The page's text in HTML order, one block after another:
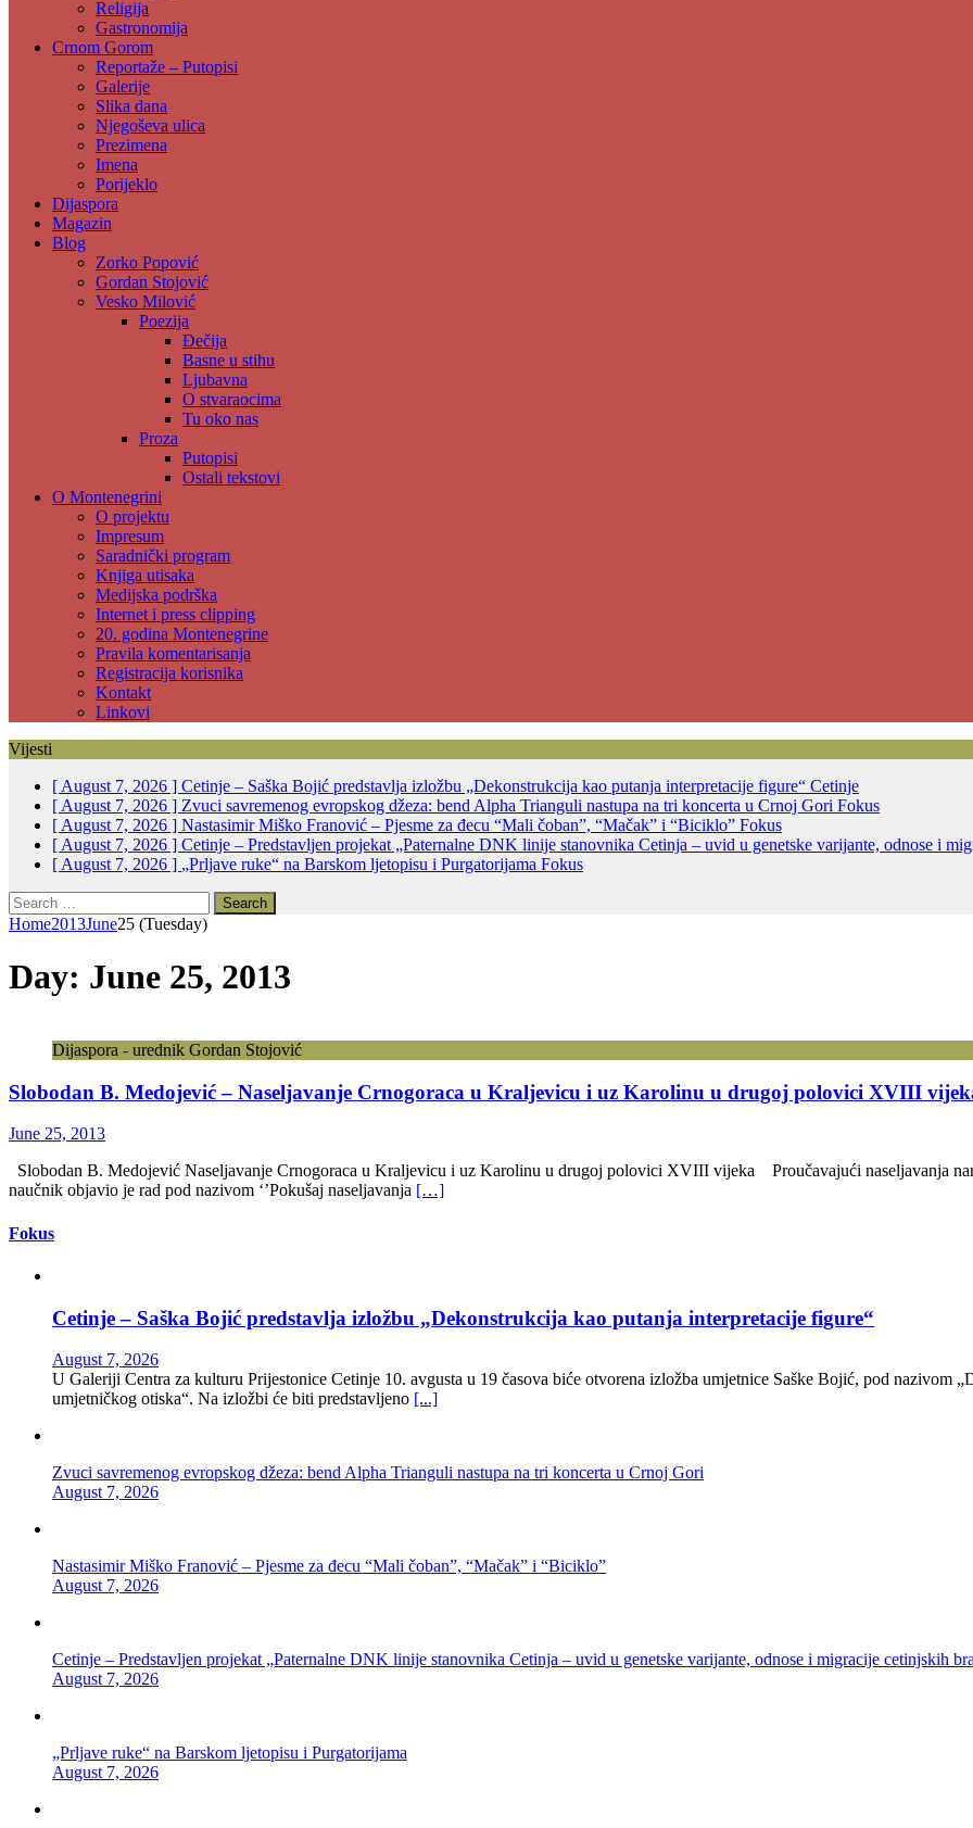
Religija
Gastronomija
Crnom Gorom
Reportaže – Putopisi
Galerije
Slika dana
Njegoševa ulica
Prezimena
Imena
Porijeklo
Dijaspora
Magazin
Blog
Zorko Popović
Gordan Stojović
Vesko Milović
Poezija
Đečija
Basne u stihu
Ljubavna
O stvaraocima
Tu oko nas
Proza
Putopisi
Ostali tekstovi
O Montenegrini
O projektu
Impresum
Saradnički program
Knjiga utisaka
Medijska podrška
Internet i press clipping
20. godina Montenegrine
Pravila komentarisanja
Registracija korisnika
Kontakt
Linkovi
Vijesti
[ August 7, 2026 ] Cetinje – Saška Bojić predstavlja izložbu „Dekonstrukcija kao putanja interpretacije figure“ Cetinje
[ August 7, 2026 ] Zvuci savremenog evropskog džeza: bend Alpha Trianguli nastupa na tri koncerta u Crnoj Gori Fokus
[ August 7, 2026 ] Nastasimir Miško Franović – Pjesme za đecu “Mali čoban”, “Mačak” i “Biciklo” Fokus
[ August 7, 2026 ] Cetinje – Predstavljen projekat „Paternalne DNK linije stanovnika Cetinja – uvid u genetske varijante, odnose i
[ August 7, 2026 ] „Prljave ruke“ na Barskom ljetopisu i Purgatorijama Fokus
Search
for:
Home2013June25 (Tuesday)
Day: June 25, 2013
Dijaspora - urednik Gordan Stojović
Slobodan B. Medojević – Naseljavanje Crnogoraca u Kraljevicu i uz Karolinu u drugoj polovici XVIII
June 25, 2013
Slobodan B. Medojević Naseljavanje Crnogoraca u Kraljevicu i uz Karolinu u drugoj polovici XVIII vijeka Proučavajući naseljavanja
naučnik objavio je rad pod nazivom ‘’Pokušaj naseljavanja […]
Fokus
Cetinje – Saška Bojić predstavlja izložbu „Dekonstrukcija kao putanja interpretacije figure“
August 7, 2026
U Galeriji Centra za kulturu Prijestonice Cetinje 10. avgusta u 19 časova biće otvorena izložba umjetnice Saške Bojić, pod nazivom
umjetničkog otiska“. Na izložbi će biti predstavljeno [...]
Zvuci savremenog evropskog džeza: bend Alpha Trianguli nastupa na tri koncerta u Crnoj Gori
August 7, 2026
Nastasimir Miško Franović – Pjesme za đecu “Mali čoban”, “Mačak” i “Biciklo”
August 7, 2026
Cetinje – Predstavljen projekat „Paternalne DNK linije stanovnika Cetinja – uvid u genetske varijante, odnose i migracije cetinjskih
August 7, 2026
„Prljave ruke“ na Barskom ljetopisu i Purgatorijama
August 7, 2026